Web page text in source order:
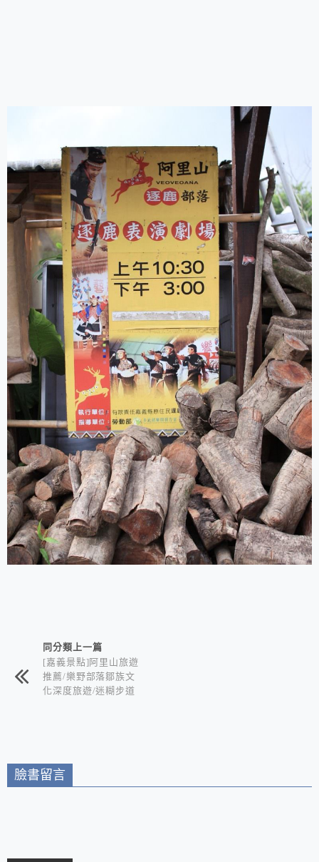
相連文章同分類上一篇
[嘉義景點]阿里山旅遊
推薦/樂野部落鄒族文
化深度旅遊/迷糊步道
臉書留言